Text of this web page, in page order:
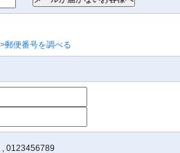
>郵便番号を調べる
0123456789